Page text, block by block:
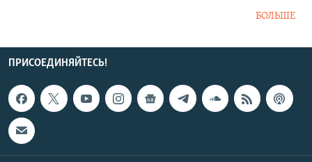
БОЛЬШЕ
ПРИСОЕДИНЯЙТЕСЬ!